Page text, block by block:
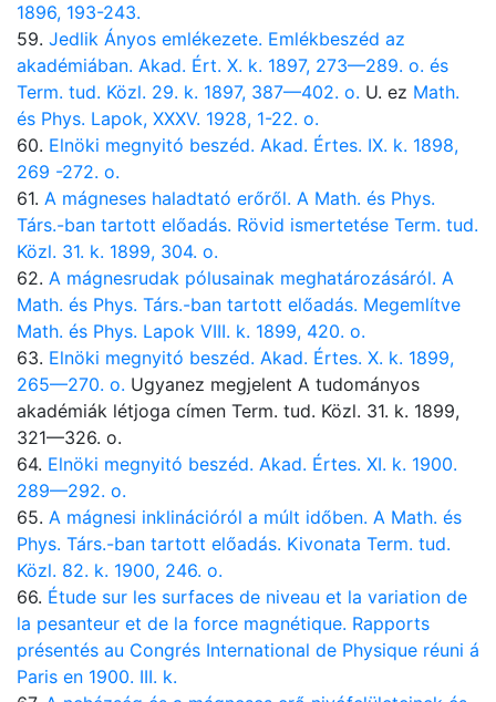
1896, 193-243.
59. Jedlik Ányos emlékezete. Emlékbeszéd az
akadémiában. Akad. Ért. X. k. 1897, 273—289. o. és
Term. tud. Közl. 29. k. 1897, 387—402. o. U. ez Math.
és Phys. Lapok, XXXV. 1928, 1-22. o.
60. Elnöki megnyitó beszéd. Akad. Értes. IX. k. 1898,
269 -272. o.
61. A mágneses haladtató erőről. A Math. és Phys.
Társ.-ban tartott előadás. Rövid ismertetése Term. tud.
Közl. 31. k. 1899, 304. o.
62. A mágnesrudak pólusainak meghatározásáról. A
Math. és Phys. Társ.-ban tartott előadás. Megemlítve
Math. és Phys. Lapok VIII. k. 1899, 420. o.
63. Elnöki megnyitó beszéd. Akad. Értes. X. k. 1899,
265—270. o. Ugyanez megjelent A tudományos
akadémiák létjoga címen Term. tud. Közl. 31. k. 1899,
321—326. o.
64. Elnöki megnyitó beszéd. Akad. Értes. XI. k. 1900.
289—292. o.
65. A mágnesi inklinációról a múlt időben. A Math. és
Phys. Társ.-ban tartott előadás. Kivonata Term. tud.
Közl. 82. k. 1900, 246. o.
66. Étude sur les surfaces de niveau et la variation de
la pesanteur et de la force magnétique. Rapports
présentés au Congrés International de Physique réuni á
Paris en 1900. III. k.